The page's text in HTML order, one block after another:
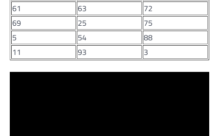
61
63
72
69
25
75
5
54
88
11
93 3